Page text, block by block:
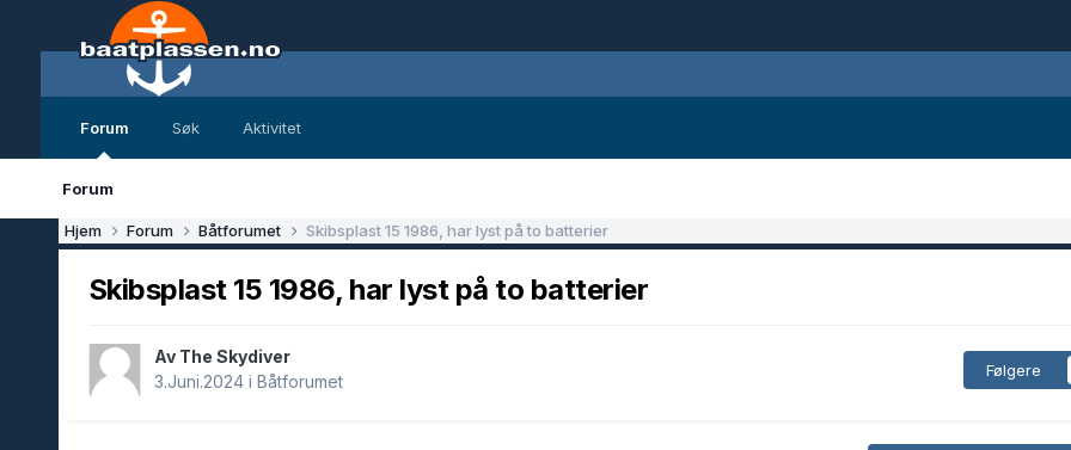
Forum
Forum
Søk Aktivitet
Hjem Forum Båtforumet Skibsplast 15 1986, har lyst på to batterier
Skibsplast 15 1986, har lyst på to batterier
Av The Skydiver
3.Juni.2024 i Båtforumet
Følgere